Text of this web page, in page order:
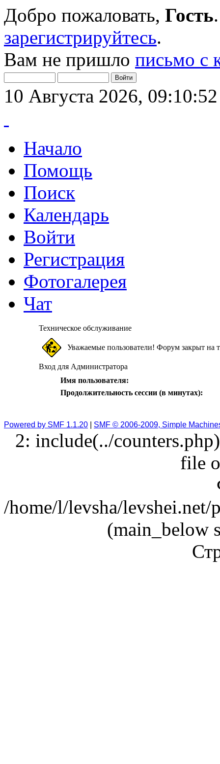
Добро пожаловать, Гость
зарегистрируйтесь.
Вам не пришло письмо с
10 Августа 2026, 09:10:52
Начало
Помощь
Поиск
Календарь
Войти
Регистрация
Фотогалерея
Чат
Техническое обслуживание
Уважаемые пользователи! Форум закрыт на
Вход для Администратора
Имя пользователя:
Продолжительность сессии (в минутах):
Powered by SMF 1.1.20 SMF © 2006-2009, Simple
2: include(../
file
/home/l/levsha/
(main_below